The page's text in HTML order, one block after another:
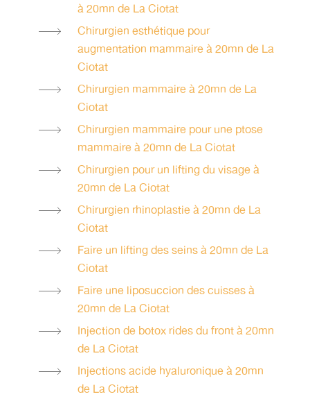
à 20mn de La Ciotat
Chirurgien esthétique pour
augmentation mammaire à 20mn de La
Ciotat
Chirurgien mammaire à 20mn de La
Ciotat
Chirurgien mammaire pour une ptose
mammaire à 20mn de La Ciotat
Chirurgien pour un lifting du visage à
20mn de La Ciotat
Chirurgien rhinoplastie à 20mn de La
Ciotat
Faire un lifting des seins à 20mn de La
Ciotat
Faire une liposuccion des cuisses à
20mn de La Ciotat
Injection de botox rides du front à 20mn
de La Ciotat
Injections acide hyaluronique à 20mn
de La Ciotat